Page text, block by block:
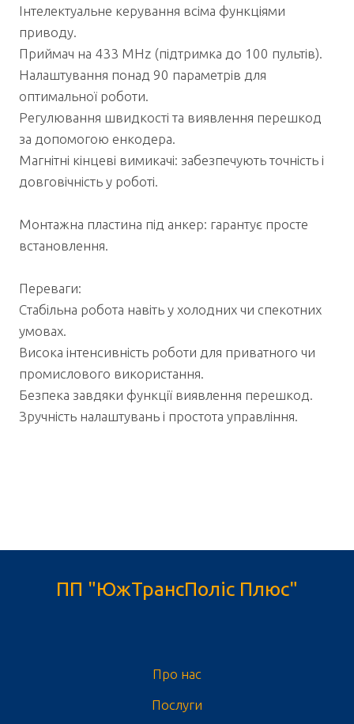
Інтелектуальне керування всіма функціями
приводу.
Приймач на 433 MHz (підтримка до 100 пультів).
Налаштування понад 90 параметрів для
оптимальної роботи.
Регулювання швидкості та виявлення перешкод
за допомогою енкодера.
Магнітні кінцеві вимикачі: забезпечують точність і
довговічність у роботі.
Монтажна пластина під анкер: гарантує просте
встановлення.
Переваги:
Стабільна робота навіть у холодних чи спекотних
умовах.
Висока інтенсивність роботи для приватного чи
промислового використання.
Безпека завдяки функції виявлення перешкод.
Зручність налаштувань і простота управління.
ПП "ЮжТрансПоліс Плюс"
Про нас
Послуги